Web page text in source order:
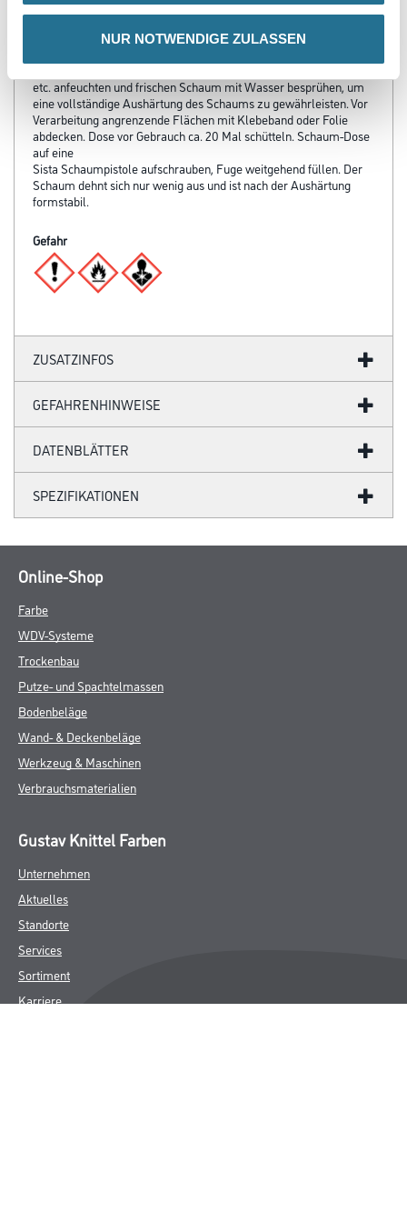
NUR NOTWENDIGE ZULASSEN
Verarbeitungstemp./Luftfeuchte
Der Untergrund muss sauber, fest, staub- und fettfrei sein.
Kalksandstein
etc. anfeuchten und frischen Schaum mit Wasser besprühen, um
eine vollständige Aushärtung des Schaums zu gewährleisten. Vor
Verarbeitung angrenzende Flächen mit Klebeband oder Folie
abdecken. Dose vor Gebrauch ca. 20 Mal schütteln. Schaum-Dose
auf eine
Sista Schaumpistole aufschrauben, Fuge weitgehend füllen. Der
Schaum dehnt sich nur wenig aus und ist nach der Aushärtung
formstabil.
Gefahr
ZUSATZINFOS
GEFAHRENHINWEISE
DATENBLÄTTER
SPEZIFIKATIONEN
Online-Shop
Farbe
WDV-Systeme
Trockenbau
Putze- und Spachtelmassen
Bodenbeläge
Wand- & Deckenbeläge
Werkzeug & Maschinen
Verbrauchsmaterialien
Gustav Knittel Farben
Unternehmen
Aktuelles
Standorte
Services
Sortiment
Karriere